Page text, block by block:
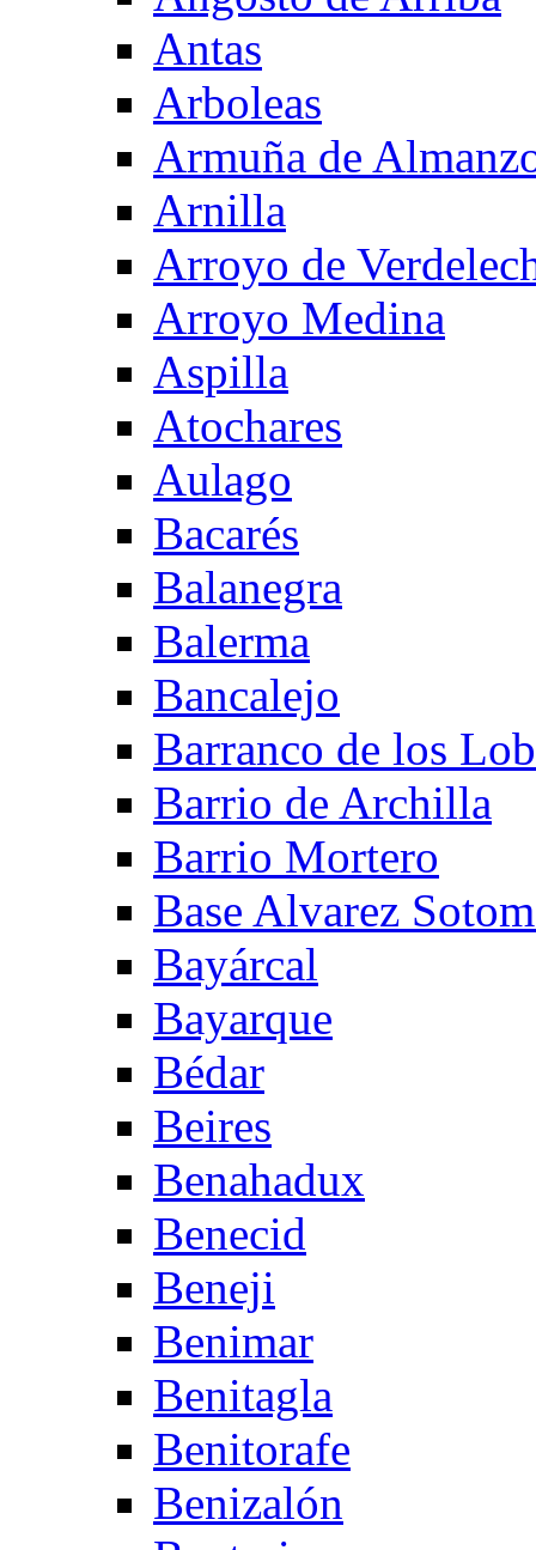
Antas
Arboleas
Armuña de
Arnilla
Arroyo de
Arroyo Medina
Aspilla
Atochares
Aulago
Bacarés
Balanegra
Balerma
Bancalejo
Barranco de los
Barrio de Archilla
Barrio Mortero
Base Alvarez
Bayárcal
Bayarque
Bédar
Beires
Benahadux
Benecid
Beneji
Benimar
Benitagla
Benitorafe
Benizalón